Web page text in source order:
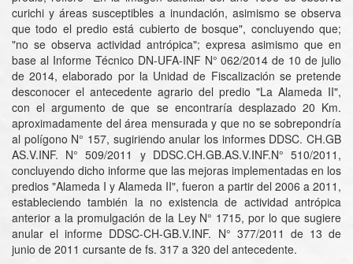
curichi y áreas susceptibles a inundación, asimismo se observa
que todo el predio está cubierto de bosque", concluyendo que;
"no se observa actividad antrópica"; expresa asimismo que en
base al Informe Técnico DN-UFA-INF N° 062/2014 de 10 de julio
de 2014, elaborado por la Unidad de Fiscalización se pretende
desconocer el antecedente agrario del predio "La Alameda II",
con el argumento de que se encontraría desplazado 20 Km.
aproximadamente del área mensurada y que no se sobrepondría
al polígono N° 157, sugiriendo anular los informes DDSC. CH.GB
AS.V.INF. N° 509/2011 y DDSC.CH.GB.AS.V.INF.N° 510/2011,
concluyendo dicho informe que las mejoras implementadas en los
predios "Alameda I y Alameda II", fueron a partir del 2006 a 2011,
estableciendo también la no existencia de actividad antrópica
anterior a la promulgación de la Ley N° 1715, por lo que sugiere
anular el informe DDSC-CH-GB.V.INF. N° 377/2011 de 13 de
junio de 2011 cursante de fs. 317 a 320 del antecedente.